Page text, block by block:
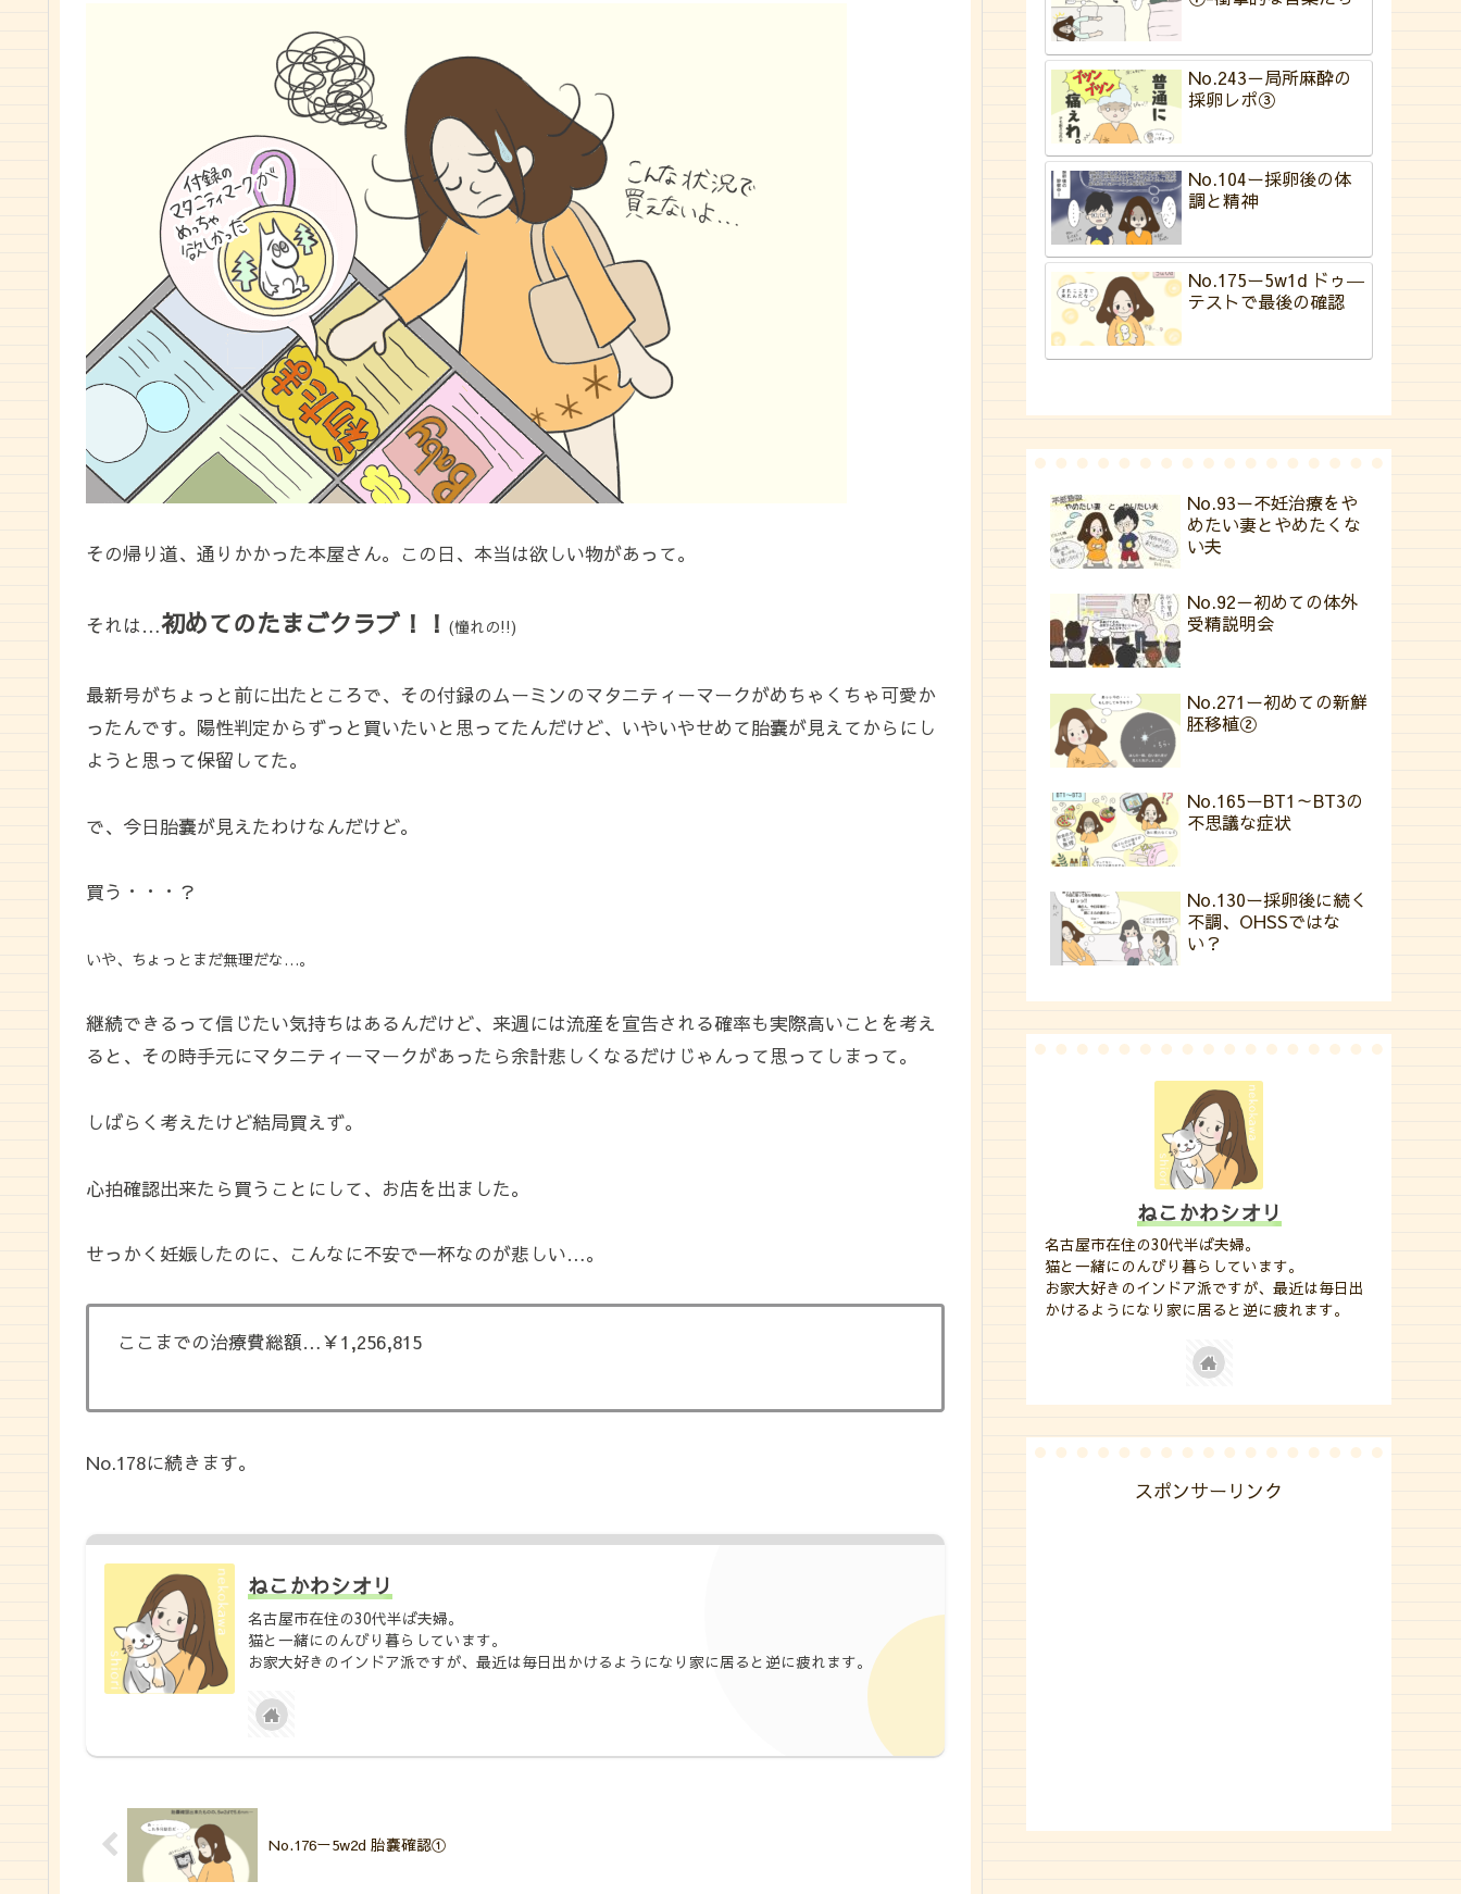
その帰り道、通りかかった本屋さん。この日、本当は欲しい物があって。
それは…初めてのたまごクラブ！！ (憧れの!!)
最新号がちょっと前に出たところで、その付録のムーミンのマタニティーマークがめちゃくちゃ可愛か
ったんです。陽性判定からずっと買いたいと思ってたんだけど、いやいやせめて胎嚢が見えてからにし
ようと思って保留してた。
で、今日胎嚢が見えたわけなんだけど。
買う・・・？
いや、ちょっとまだ無理だな…。
継続できるって信じたい気持ちはあるんだけど、来週には流産を宣告される確率も実際高いことを考え
ると、その時手元にマタニティーマークがあったら余計悲しくなるだけじゃんって思ってしまって。
しばらく考えたけど結局買えず。
心拍確認出来たら買うことにして、お店を出ました。
せっかく妊娠したのに、こんなに不安で一杯なのが悲しい…。
ここまでの治療費総額…￥1,256,815
No.178に続きます。
ねこかわシオリ
名古屋市在住の30代半ば夫婦。
猫と一緒にのんびり暮らしています。
お家大好きのインドア派ですが、最近は毎日出かけるようになり家に居ると逆に疲れます。
No.176ー5w2d 胎嚢確認①
No.243－局所麻酔の
採卵レポ③
No.104ー採卵後の体
調と精神
No.175ー5w1d ドゥ―
テストで最後の確認
No.93ー不妊治療をや
めたい妻とやめたくな
い夫
No.92－初めての体外
受精説明会
No.271ー初めての新鮮
胚移植②
No.165ーBT1～BT3の
不思議な症状
No.130ー採卵後に続く
不調、OHSSではな
い？
ねこかわシオリ
名古屋市在住の30代半ば夫婦。
猫と一緒にのんびり暮らしています。
お家大好きのインドア派ですが、最近は毎日出
かけるようになり家に居ると逆に疲れます。
スポンサーリンク